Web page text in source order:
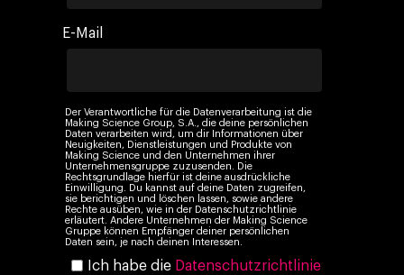
E-Mail
Der Verantwortliche für die Datenverarbeitung ist die
Making Science Group, S.A., die deine persönlichen
Daten verarbeiten wird, um dir Informationen über
Neuigkeiten, Dienstleistungen und Produkte von
Making Science und den Unternehmen ihrer
Unternehmensgruppe zuzusenden. Die
Rechtsgrundlage hierfür ist deine ausdrückliche
Einwilligung. Du kannst auf deine Daten zugreifen,
sie berichtigen und löschen lassen, sowie andere
Rechte ausüben, wie in der Datenschutzrichtlinie
erläutert. Andere Unternehmen der Making Science
Gruppe können Empfänger deiner persönlichen
Daten sein, je nach deinen Interessen.
Ich habe die Datenschutzrichtlinie
Investors
Über Making Science
Karriere
10. Jahrestag
ESG
Business
Agentic AI Marketing
ad-machina
The Tech Enabled
Digital Agency
Paid Media
Cloud & AI
Customers
Insights
Blogs
Events
Ebooks & Reports
Kontakt